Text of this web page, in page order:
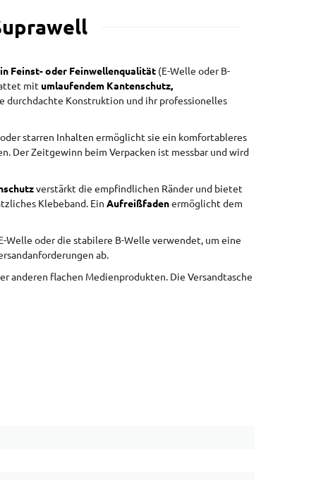
Feinst- oder Feinwellenqualität (E-Welle oder B-
mit umlaufendem Kantenschutz,
durchdachte Konstruktion und ihr professionelles
starren Inhalten ermöglicht sie ein komfortableres
Der Zeitgewinn beim Verpacken ist messbar und wird
verstärkt die empfindlichen Ränder und bietet
Klebeband. Ein Aufreißfadenermöglicht dem
Welle oder die stabilere B-Welle verwendet, um eine
ab.
anderen flachen Medienprodukten. Die Versandtasche